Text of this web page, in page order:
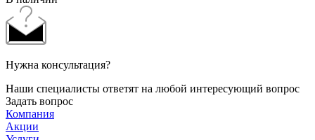
Нужна консультация?
Наши специалисты ответят на любой интересующий вопрос
Задать вопрос
Компания
Акции